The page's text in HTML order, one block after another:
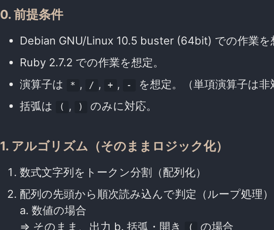
0. 前提条件
Debian GNU/Linux 10.5 buster (64bit) での作業を
Ruby 2.7.2 での作業を想定。
演算子は
* , / , + , -
を想定。（単項演算子は非
括弧は
( , ) のみに対応。
1. アルゴリズム（そのままロジック化）
数式文字列をトークン分割（配列化）
配列の先頭から順次読み込んで判定（ループ処理）
a. 数値の場合
=> そのまま、出力 b. 括弧・開き
(
の場合